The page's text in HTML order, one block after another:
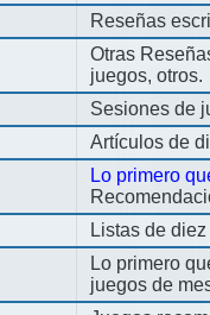
Reseñas
Otras
juegos, otros.
Sesiones de
Artículos de
Lo primero
Listas de
Lo primero
juegos de